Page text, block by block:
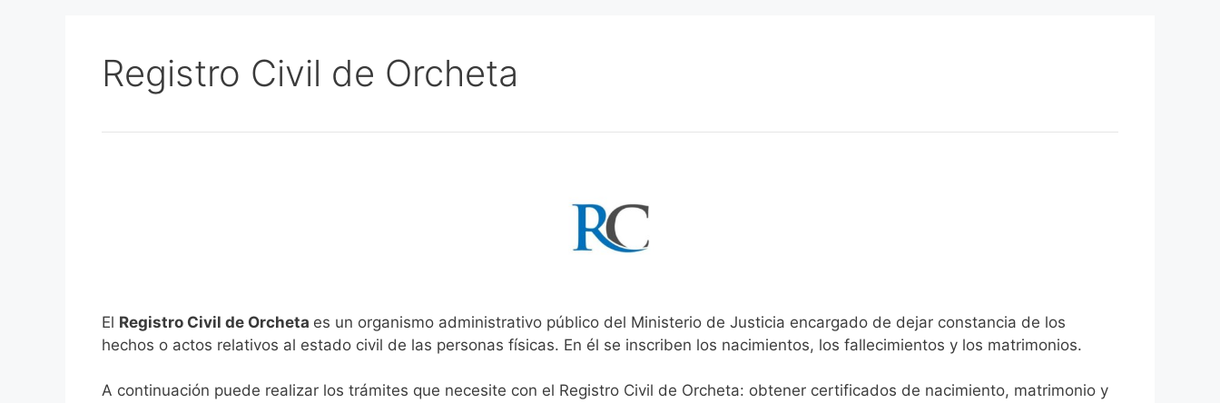
Registro Civil de Orcheta
El Registro Civil de Orcheta es un organismo administrativo público del Ministerio de Justicia encargado de dejar constancia de los
hechos o actos relativos al estado civil de las personas físicas. En él se inscriben los nacimientos, los fallecimientos y los matrimonios.
A continuación puede realizar los trámites que necesite con el Registro Civil de Orcheta: obtener certificados de nacimiento, matrimonio y